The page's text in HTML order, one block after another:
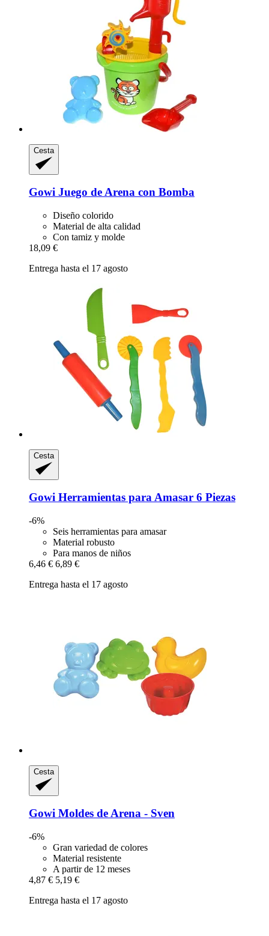
Cesta
Gowi Juego de Arena con Bomba
Diseño colorido
Material de alta calidad
Con tamiz y molde
18,09 €
Entrega hasta el 17 agosto
Cesta
Gowi Herramientas para Amasar 6 Piezas
-6%
Seis herramientas para amasar
Material robusto
Para manos de niños
6,46 € 6,89 €
Entrega hasta el 17 agosto
Cesta
Gowi Moldes de Arena -​ Sven
-6%
Gran variedad de colores
Material resistente
A partir de 12 meses
4,87 € 5,19 €
Entrega hasta el 17 agosto